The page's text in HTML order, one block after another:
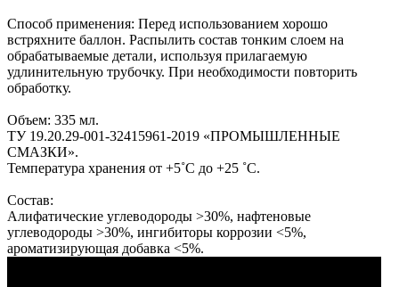
Способ применения: Перед использованием хорошо
встряхните баллон. Распылить состав тонким слоем на
обрабатываемые детали, используя прилагаемую
удлинительную трубочку. При необходимости повторить
обработку.
Объем: 335 мл.
ТУ 19.20.29-001-32415961-2019 «ПРОМЫШЛЕННЫЕ
СМАЗКИ».
Температура хранения от +5˚С до +25 ˚С.
Состав:
Алифатические углеводороды >30%, нафтеновые
углеводороды >30%, ингибиторы коррозии <5%,
ароматизирующая добавка <5%.